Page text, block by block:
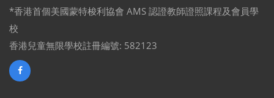
*香港首個美國蒙特梭利協會 AMS 認證教師證照課程及會員學
校
香港兒童無限學校註冊編號: 582123